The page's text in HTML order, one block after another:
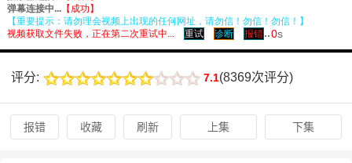
评分: 7.1(8369次评分)
报错 收藏 刷新 上集 下集